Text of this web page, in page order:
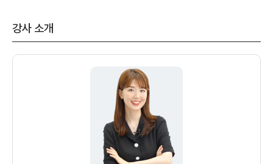
강사 소개